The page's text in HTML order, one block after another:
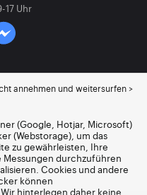
17 Uhr
annehmen und weitersurfen >
(Google, Hotjar, Microsoft)
(Webstorage), um das
zu gewährleisten, Ihre
durchzuführen
Cookies und andere
können
hinterlegen daher keine